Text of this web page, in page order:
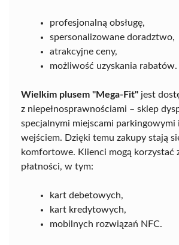
profesjonalną obsługę,
spersonalizowane doradztwo,
atrakcyjne ceny,
możliwość uzyskania rabatów.
Wielkim plusem "Mega-Fit" jest
z niepełnosprawnościami – sklep
specjalnymi miejscami parkingowymi
wejściem. Dzięki temu zakupy stają
komfortowe. Klienci mogą korzystać
płatności, w tym:
kart debetowych,
kart kredytowych,
mobilnych rozwiązań NFC.